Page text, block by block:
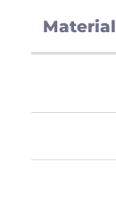
Material